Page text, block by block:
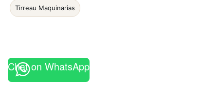
Tirreau Maquinarias
Chat on WhatsApp